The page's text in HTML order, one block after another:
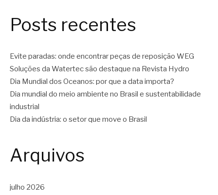
Posts recentes
Evite paradas: onde encontrar peças de reposição WEG
Soluções da Watertec são destaque na Revista Hydro
Dia Mundial dos Oceanos: por que a data importa?
Dia mundial do meio ambiente no Brasil e sustentabilidade
industrial
Dia da indústria: o setor que move o Brasil
Arquivos
julho 2026